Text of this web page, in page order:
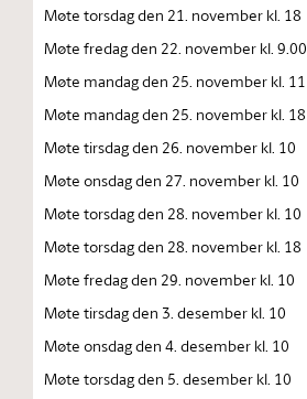
Møte torsdag den 21. november kl. 18
Møte fredag den 22. november kl. 9.00
Møte mandag den 25. november kl. 11
Møte mandag den 25. november kl. 18
Møte tirsdag den 26. november kl. 10
Møte onsdag den 27. november kl. 10
Møte torsdag den 28. november kl. 10
Møte torsdag den 28. november kl. 18
Møte fredag den 29. november kl. 10
Møte tirsdag den 3. desember kl. 10
Møte onsdag den 4. desember kl. 10
Møte torsdag den 5. desember kl. 10